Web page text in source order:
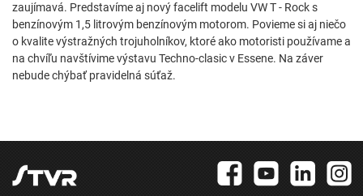
zaujímavá. Predstavíme aj nový facelift modelu VW T - Rock s
benzínovým 1,5 litrovým benzínovým motorom. Povieme si aj niečo
o kvalite výstražných trojuholníkov, ktoré ako motoristi používame a
na chvíľu navštívime výstavu Techno-clasic v Essene. Na záver
nebude chýbať pravidelná súťaž.